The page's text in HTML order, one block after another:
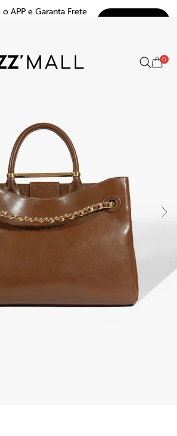
o APP e Garanta Frete
0